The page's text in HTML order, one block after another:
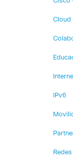
Cloud
IPv6